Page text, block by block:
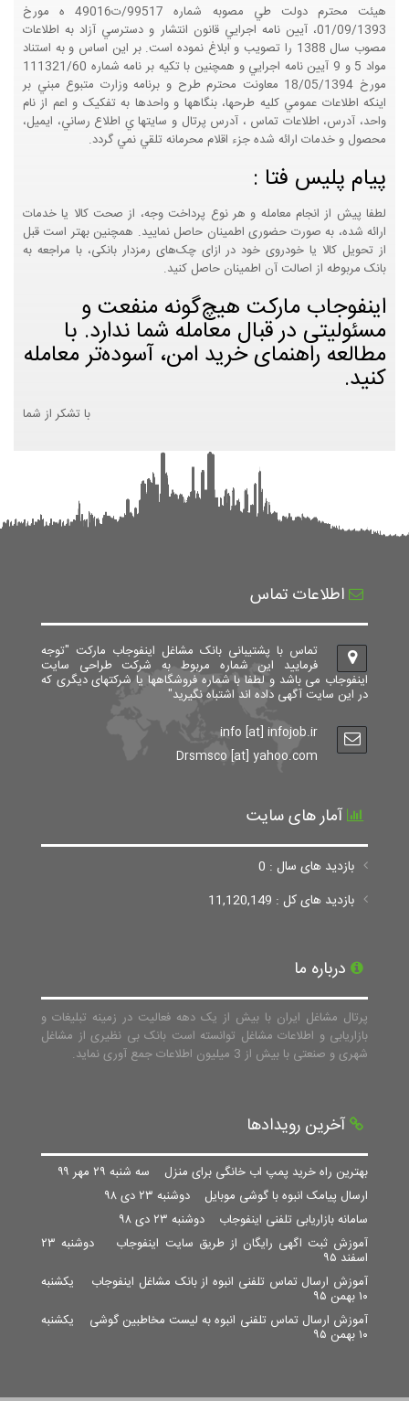
هيئت محترم دولت طي مصوبه شماره 99517/ت49016 ه مورخ
01/09/1393، آيين نامه اجرايي قانون انتشار و دسترسي آزاد به اطلاعات
مصوب سال 1388 را تصويب و ابلاغ نموده است. بر اين اساس و به استناد
مواد 5 و 9 آيين نامه اجرايي و همچنين با تکيه بر نامه شماره 111321/60
مورخ 18/05/1394 معاونت محترم طرح و برنامه وزارت متبوع مبني بر
اينکه اطلاعات عمومي کليه طرحها، بنگاهها و واحدها به تفکيک و اعم از نام
واحد، آدرس، اطلاعات تماس ، آدرس پرتال و سايتها ي اطلاع رساني، ايميل،
محصول و خدمات ارائه شده جزء اقلام محرمانه تلقي نمي گردد.
پیام پلیس فتا :
لطفا پیش از انجام معامله و هر نوع پرداخت وجه، از صحت کالا یا خدمات
ارائه شده، به صورت حضوری اطمینان حاصل نمایید. همچنین بهتر است قبل
از تحویل کالا یا خودروی خود در ازای چک‌های رمزدار بانکی، با مراجعه به
بانک مربوطه از اصالت آن اطمینان حاصل کنید.
اینفوجاب مارکت هیچ‌گونه منفعت و
مسئولیتی در قبال معامله شما ندارد. با
مطالعه راهنمای خرید امن، آسوده‌تر معامله
کنید.
با تشکر از شما
اطلاعات تماس
تماس با پشتیبانی بانک مشاغل اینفوجاب مارکت "توجه
فرمایید این شماره مربوط به شرکت طراحی سایت
اینفوجاب می باشد و لطفا با شماره فروشگاهها یا شرکتهای دیگری که
در این سایت آگهی داده اند اشتباه نگیرید"
info [at] infojob.ir
Drsmsco [at] yahoo.com
آمار های سایت
بازدید های سال : 0
بازدید های کل : 11,120,149
درباره ما
پرتال مشاغل ایران با بیش از یک دهه فعالیت در زمینه تبلیغات و
بازاریابی و اطلاعات مشاغل توانسته است بانک بی نظیری از مشاغل
شهری و صنعتی با بیش از 3 میلیون اطلاعات جمع آوری نماید.
آخرین رویدادها
بهترین راه خرید پمپ اب خانگی برای منزل سه شنبه ۲۹ مهر ۹۹
ارسال پیامک انبوه با گوشی موبایل دوشنبه ۲۳ دی ۹۸
سامانه بازاریابی تلفنی اینفوجاب دوشنبه ۲۳ دی ۹۸
آموزش ثبت اگهی رایگان از طریق سایت اینفوجاب
دوشنبه ۲۳
اسفند ۹۵
آموزش ارسال تماس تلفنی انبوه از بانک مشاغل اینفوجاب یکشنبه
۱۰ بهمن ۹۵
آموزش ارسال تماس تلفنی انبوه به لیست مخاطبین گوشی یکشنبه
۱۰ بهمن ۹۵